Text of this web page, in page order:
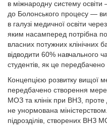
в міжнародну систему
до Болонського процесу —
в галузі медичної освіти
яким насамперед потрібна
власних потужних
відводити 60% навчального
студентів, як це
Концепцією розвитку вищої
передбачено створення
МОЗ та клінік при ВНЗ, проте
не унормована
підрозділів, створених ВНЗ